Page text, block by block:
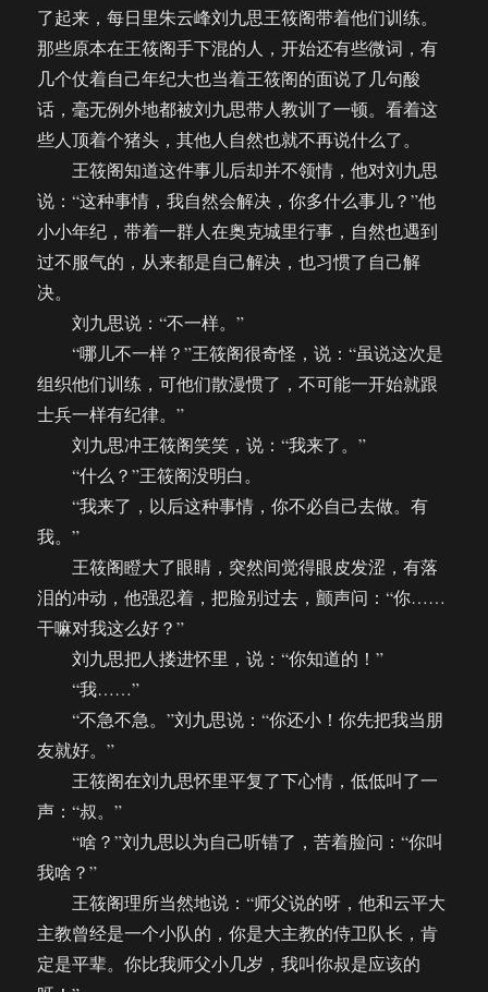
了起来，每日里朱云峰刘九思王筱阁带着他们训练。
那些原本在王筱阁手下混的人，开始还有些微词，有
几个仗着自己年纪大也当着王筱阁的面说了几句酸
话，毫无例外地都被刘九思带人教训了一顿。看着这
些人顶着个猪头，其他人自然也就不再说什么了。
王筱阁知道这件事儿后却并不领情，他对刘九思
说：“这种事情，我自然会解决，你多什么事儿？”他
小小年纪，带着一群人在奥克城里行事，自然也遇到
过不服气的，从来都是自己解决，也习惯了自己解
决。
刘九思说：“不一样。”
“哪儿不一样？”王筱阁很奇怪，说：“虽说这次是
组织他们训练，可他们散漫惯了，不可能一开始就跟
士兵一样有纪律。”
刘九思冲王筱阁笑笑，说：“我来了。”
“什么？”王筱阁没明白。
“我来了，以后这种事情，你不必自己去做。有
我。”
王筱阁瞪大了眼睛，突然间觉得眼皮发涩，有落
泪的冲动，他强忍着，把脸别过去，颤声问：“你……
干嘛对我这么好？”
刘九思把人搂进怀里，说：“你知道的！”
“我……”
“不急不急。”刘九思说：“你还小！你先把我当朋
友就好。”
王筱阁在刘九思怀里平复了下心情，低低叫了一
声：“叔。”
“啥？”刘九思以为自己听错了，苦着脸问：“你叫
我啥？”
王筱阁理所当然地说：“师父说的呀，他和云平大
主教曾经是一个小队的，你是大主教的侍卫队长，肯
定是平辈。你比我师父小几岁，我叫你叔是应该的